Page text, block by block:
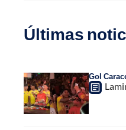
Últimas
Gol